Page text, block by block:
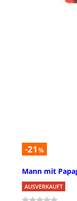
-21 %
Mann mit
AUSVERKAUFT